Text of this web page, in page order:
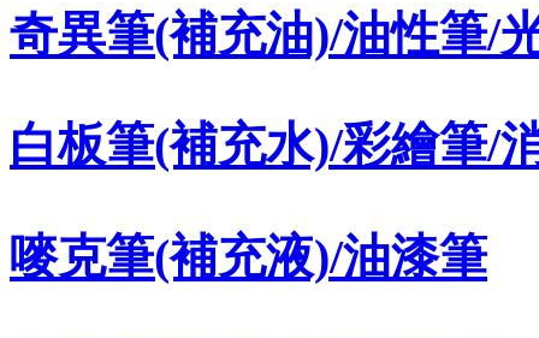
奇異筆(補充油)/油性筆/
白板筆(補充水)/彩繪筆/
嘜克筆(補充液)/油漆筆